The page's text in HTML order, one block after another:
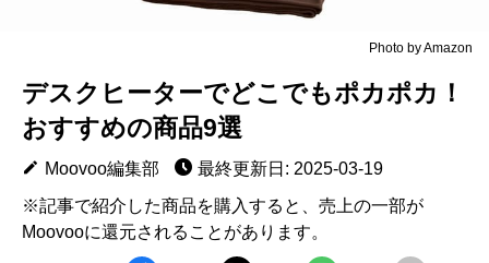
Photo by Amazon
デスクヒーターでどこでもポカポカ！
おすすめの商品9選
Moovoo編集部
最終更新日: 2025-03-19
※記事で紹介した商品を購入すると、売上の一部が
Moovooに還元されることがあります。